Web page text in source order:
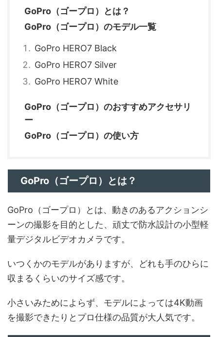
GoPro（ゴープロ）とは？
GoPro（ゴープロ）のモデル一覧
GoPro HERO7 Black
GoPro HERO7 Silver
GoPro HERO7 White
GoPro（ゴープロ）のおすすめアクセサリ
ー
GoPro（ゴープロ）の使い方
GoPro（ゴープロ）とは？
GoPro（ゴープロ）とは、動きのあるアクションシ
ーンの撮影を目的とした、頑丈で防水設計の小型軽
量デジタルビデオカメラです。
いつくかのモデルがありますが、どれも手のひらに
収まるくらいのサイズ感です。
小さいみためによらず、モデルによっては4K動画
を撮影できたりとプロ仕様の品質が大人気です。